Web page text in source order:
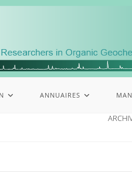
ANNUAIRES